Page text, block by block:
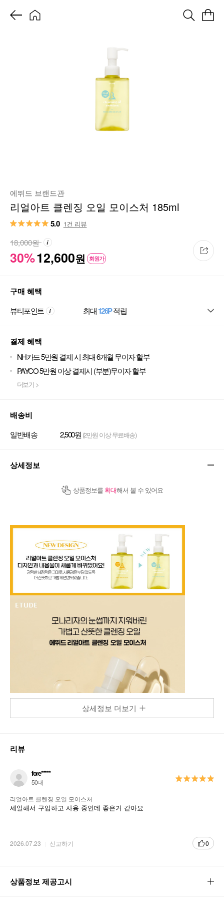
에뛰드 브랜드관
리얼아트 클렌징 오일 모이스처 185ml
5.0 1건 리뷰
30%12,600원 회원가
18,000원
구매 혜택
뷰티포인트 최대126P적립
결제 혜택
NH카드 5만원 결제 시 최대 6개월 무이자 할부
PAYCO 5만원 이상 결제시 (부분)무이자 할부
더보기 >
배송비
일반배송 2,500원 (2만원 이상 무료배송)
상세정보
상품정보를 확대해서 볼 수 있어요
상세정보 더보기
리뷰
fore*****
50대
리얼아트 클렌징 오일 모이스처
세일해서 구입하고 사용 중인데 좋은거 같아요
2026.07.23 신고하기 0
상품정보 제공고시